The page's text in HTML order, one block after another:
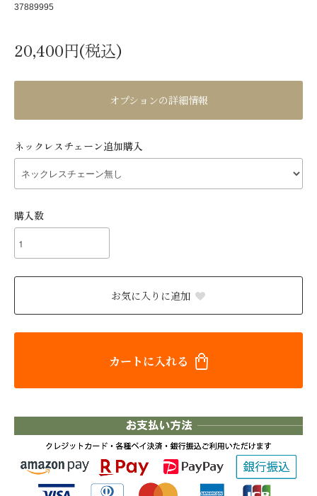
37889995
20,400円(税込)
オプションの詳細情報
ネックレスチェーン追加購入
購入数
お気に入りに追加
カートに入れる